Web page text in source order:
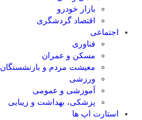
بازار خودرو
اقتصاد گردشگری
اجتماعی
فناوری
مسکن و عمران
معیشت مردم و بازنشستگان
ورزشی
آموزشی و عمومی
پزشکی، بهداشت و زیبایی
استارت اپ ها